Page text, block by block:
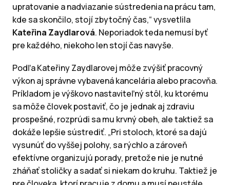
upratovanie a nadviazanie sústredenia na prácu tam,
kde sa skončilo, stojí zbytočný čas,“ vysvetlila
Kateřina Zaydlarová. Neporiadok teda nemusí byť
pre každého, niekoho len stojí čas navyše.
Podľa Kateřiny Zaydlarovej môže zvýšiť pracovný
výkon aj správne vybavená kancelária alebo pracovňa.
Príkladom je výškovo nastaviteľný stôl, ku ktorému
sa môže človek postaviť, čo je jednak aj zdraviu
prospešné, rozprúdi sa mu krvný obeh, ale taktiež sa
dokáže lepšie sústrediť. „Pri stoloch, ktoré sa dajú
vysunúť do vyššej polohy, sa rýchlo a zároveň
efektívne organizujú porady, pretože nie je nutné
zháňať stoličky a sadať si niekam do kruhu. Taktiež je